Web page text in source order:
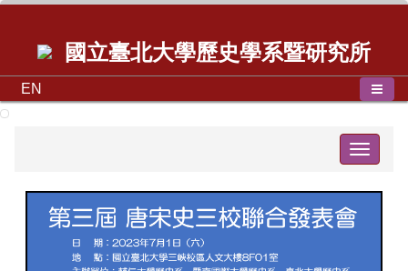
國立臺北大學歷史學系暨研究所
EN
Toggle